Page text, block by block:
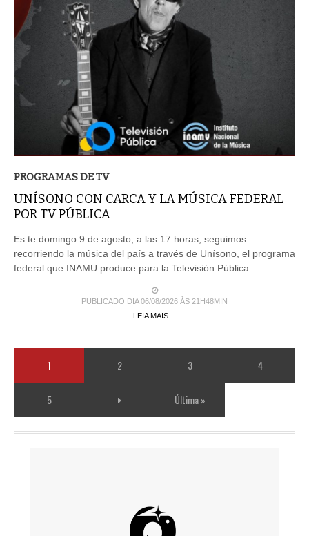
PROGRAMAS DE TV
UNÍSONO CON CARCA Y LA MÚSICA FEDERAL
POR TV PÚBLICA
Es te domingo 9 de agosto, a las 17 horas, seguimos
recorriendo la música del país a través de Unísono, el programa
federal que INAMU produce para la Televisión Pública.
PUBLICADO DIA 06/08/2026 ÀS 21H48MIN
LEIA MAIS ...
1 2 3 4
5 Última »